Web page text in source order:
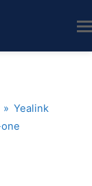
» Yealink